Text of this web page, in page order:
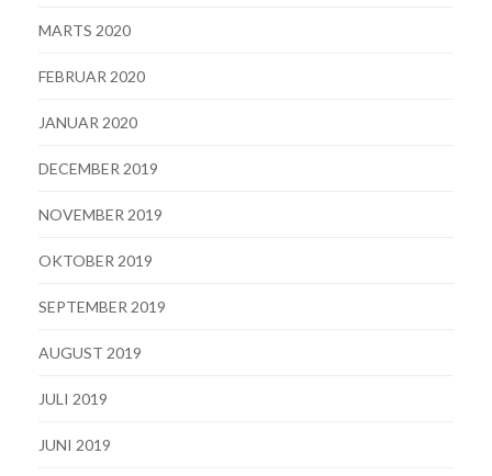
MARTS 2020
FEBRUAR 2020
JANUAR 2020
DECEMBER 2019
NOVEMBER 2019
OKTOBER 2019
SEPTEMBER 2019
AUGUST 2019
JULI 2019
JUNI 2019